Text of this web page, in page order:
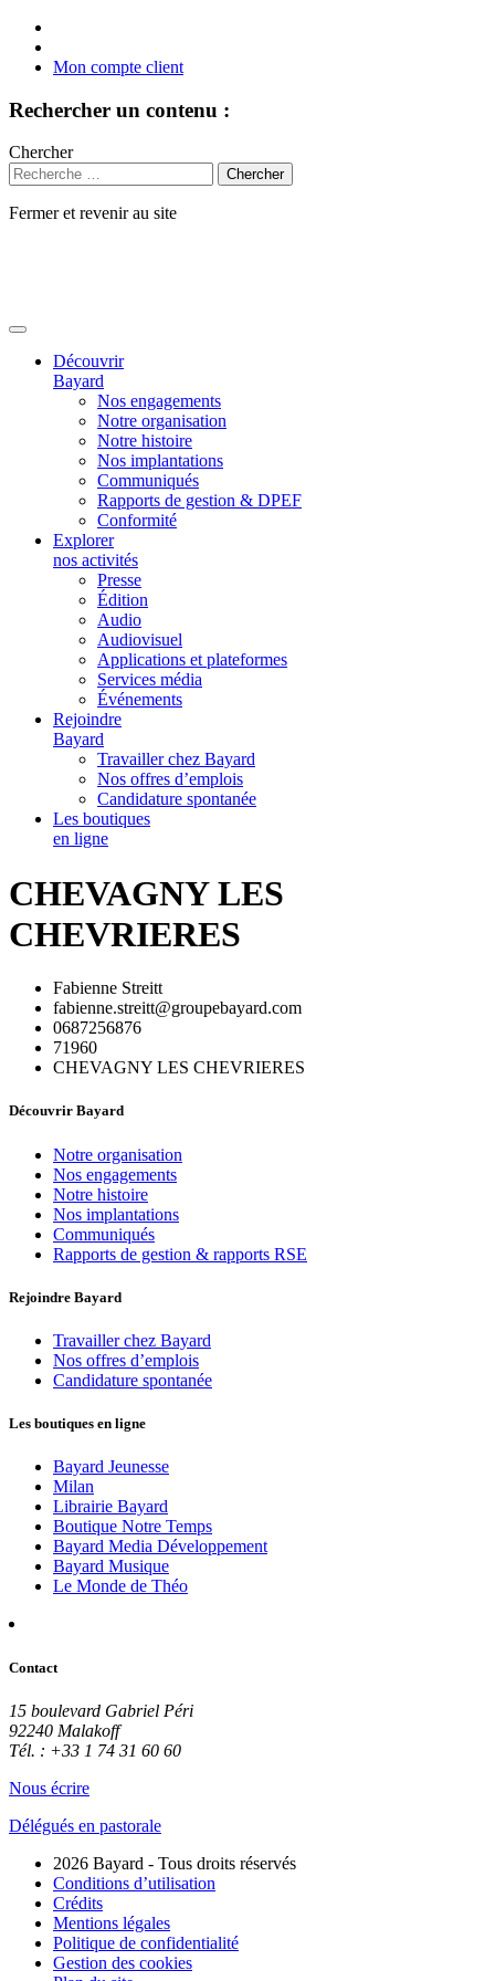
Mon compte client
Rechercher un contenu :
Chercher
Fermer et revenir au site
Découvrir
Bayard
Nos engagements
Notre organisation
Notre histoire
Nos implantations
Communiqués
Rapports de gestion & DPEF
Conformité
Explorer
nos activités
Presse
Édition
Audio
Audiovisuel
Applications et plateformes
Services média
Événements
Rejoindre
Bayard
Travailler chez Bayard
Nos offres d’emplois
Candidature spontanée
Les boutiques
en ligne
CHEVAGNY LES
CHEVRIERES
Fabienne Streitt
fabienne.streitt@groupebayard.com
0687256876
71960
CHEVAGNY LES CHEVRIERES
Découvrir Bayard
Notre organisation
Nos engagements
Notre histoire
Nos implantations
Communiqués
Rapports de gestion & rapports RSE
Rejoindre Bayard
Travailler chez Bayard
Nos offres d’emplois
Candidature spontanée
Les boutiques en ligne
Bayard Jeunesse
Milan
Librairie Bayard
Boutique Notre Temps
Bayard Media Développement
Bayard Musique
Le Monde de Théo
Contact
15 boulevard Gabriel Péri
92240 Malakoff
Tél. : +33 1 74 31 60 60
Nous écrire
Délégués en pastorale
2026 Bayard - Tous droits réservés
Conditions d’utilisation
Crédits
Mentions légales
Politique de confidentialité
Gestion des cookies